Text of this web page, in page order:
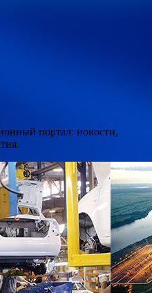
портал: новости,